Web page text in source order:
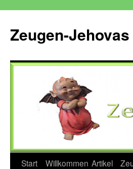
springen
Zeugen-
Start Willkommen Artikel